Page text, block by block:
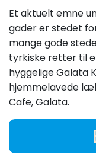
Et aktuelt emne
gader er stedet
mange gode
tyrkiske retter til
hyggelige Galata
hjemmelavede
Cafe, Galata.